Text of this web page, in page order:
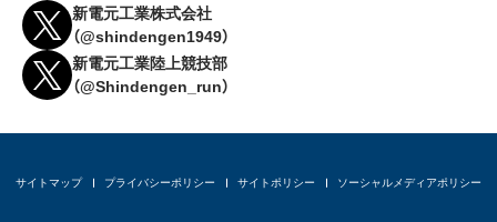
新電元工業株式会社
（@shindengen1949）
新電元工業陸上競技部
（@Shindengen_run）
サイトマップ プライバシーポリシー サイトポリシー ソーシャルメディアポリシー